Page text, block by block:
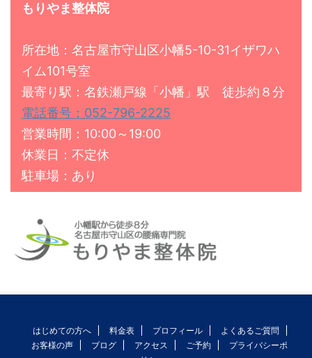
もりやま整体院
所在地：名古屋市守山区小幡5-10-31イザワハ
イム101号室
最寄り駅：名鉄瀬戸線「小幡」駅 徒歩約８分
電話番号：052-796-2225
営業時間：10:00～19:00
休業日：不定休
駐車場：あり
はじめての方へ 料金表 プロフィール
よくあるご質問
お客様の声
ブログ アクセス ご予約
プライバシーポ